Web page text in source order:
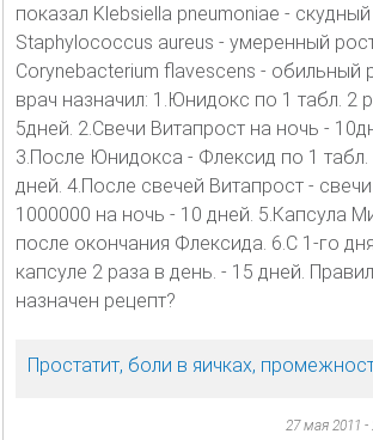
показал Klebsiella pneumoniae - скудный
Staphylococcus aureus - умеренный
Corynebacterium flavescens - обильный
врач назначил: 1.Юнидокс по 1 табл. 2
5дней. 2.Свечи Витапрост на ночь -
3.После Юнидокса - Флексид по 1 табл.
дней. 4.После свечей Витапрост -
1000000 на ночь - 10 дней. 5.Капсула
после окончания Флексида. 6.С 1-го
капсуле 2 раза в день. - 15 дней.
назначен рецепт?
Простатит, боли в яичках,
27 мая 2011 -